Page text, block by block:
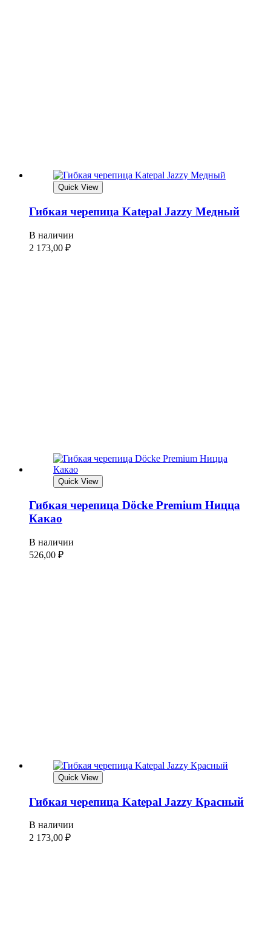
Quick View
Гибкая черепица Katepal Jazzy Медный
В наличии
2 173,00 ₽
Quick View
Гибкая черепица Döcke Premium Ницца
Какао
В наличии
526,00 ₽
Quick View
Гибкая черепица Katepal Jazzy Красный
В наличии
2 173,00 ₽